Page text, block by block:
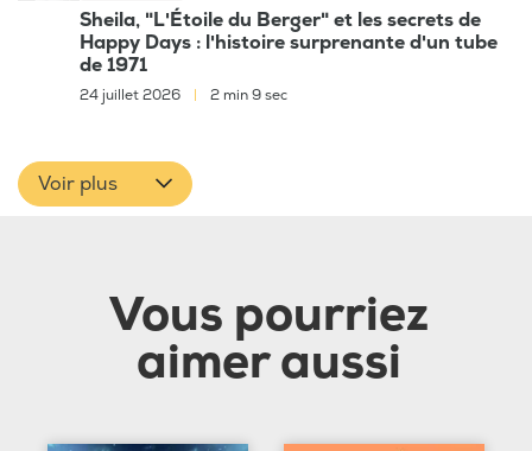
Sheila, "L'Étoile du Berger" et les secrets de
Happy Days : l'histoire surprenante d'un tube
de 1971
24 juillet 2026 2 min 9 sec
Voir plus
Vous pourriez
aimer aussi